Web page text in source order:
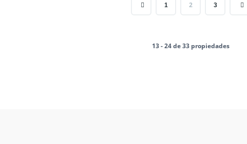
1 2 3
13 - 24 de 33 propiedades